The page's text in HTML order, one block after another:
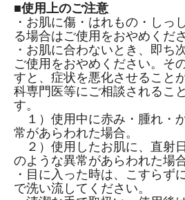
■使用上のご注意
・お肌に傷・はれもの・しっ
る場合はご使用をおやめくださ
・お肌に合わないとき、即ち
ご使用をおやめください。そ
すと、症状を悪化させること
科専門医等にご相談されるこ
す。
１）使用中に赤み・腫れ・
常があらわれた場合。
２）使用したお肌に、直射
のような異常があらわれた場合
・目に入った時は、こすらず
で洗い流してください。